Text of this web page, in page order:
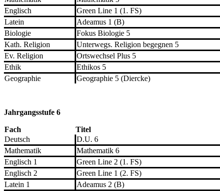
Englisch
Green Line 1 (1. FS)
Latein
Adeamus 1 (B)
Biologie
Fokus Biologie 5
Kath. Religion
Unterwegs. Religion begegnen 5
Ev. Religion
Ortswechsel Plus 5
Ethik
Ethikos 5
Geographie
Geographie 5 (Diercke)
Jahrgangsstufe 6
Fach
Titel
Deutsch
D.U. 6
Mathematik
Mathematik 6
Englisch 1
Green Line 2 (1. FS)
Englisch 2
Green Line 1 (2. FS)
Latein 1
Adeamus 2 (B)